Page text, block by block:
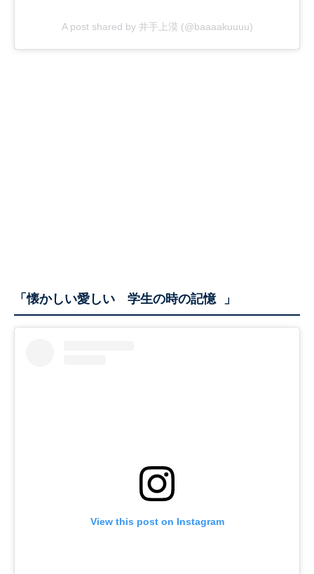
A post shared by 井手上漠 (@baaaakuuuu)
「懐かしい愛しい 学生の時の記憶 」
View this post on Instagram